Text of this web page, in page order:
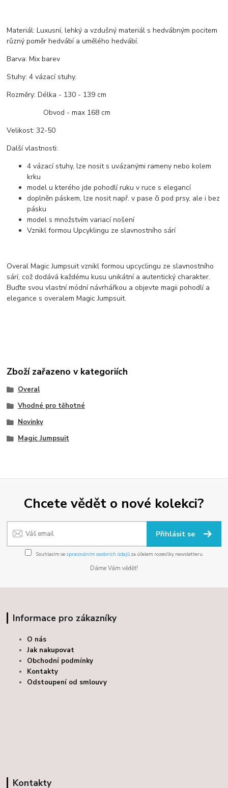
Materiál: Luxusní, lehký a vzdušný materiál s hedvábným pocitem
různý poměr hedvábí a umělého hedvábí.
Barva: Mix barev
Stuhy: 4 vázací stuhy.
Rozměry: Délka - 130 - 139 cm
Obvod - max 168 cm
Velikost: 32-50
Další vlastnosti:
4 vázací stuhy, lze nosit s uvázanými rameny nebo kolem
krku
model u kterého jde pohodlí ruku v ruce s elegancí
doplněn páskem, lze nosit např. v pase či pod prsy, ale i bez
pásku
model s množstvím variací nošení
Vznikl formou Upcyklingu ze slavnostního sárí
Overal Magic Jumpsuit vznikl formou upcyclingu ze slavnostního
sárí, což dodává každému kusu unikátní a autentický charakter.
Buďte svou vlastní módní návrhářkou a objevte magii pohodlí a
elegance s overalem Magic Jumpsuit.
Zboží zařazeno v kategoriích
Overal
Vhodné pro těhotné
Novinky
Magic Jumpsuit
Chcete vědět o nové kolekci?
Přihlásit se
Souhlasím se zpracováním osobních údajůza účelem rozesílky newsletteru.
Dáme Vám vědět!
Informace pro zákazníky
O nás
Jak nakupovat
Obchodní podmínky
Kontakty
Odstoupení od smlouvy
Kontakty